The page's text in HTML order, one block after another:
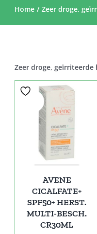
Home Zeer droge,
Zeer droge,
AVENE
CICALFATE+
SPF50+ HERST.
MULTI-BESCH.
CR30ML